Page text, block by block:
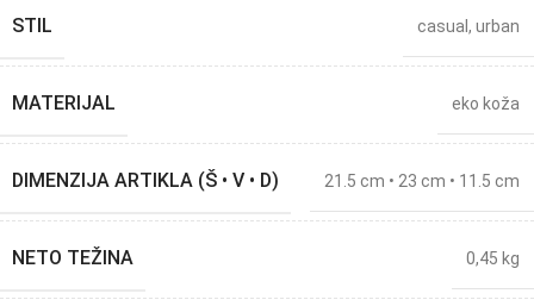
STIL casual , urban
MATERIJAL eko koža
DIMENZIJA ARTIKLA (Š • V • D) 21.5 cm • 23 cm • 11.5 cm
NETO TEŽINA 0,45 kg